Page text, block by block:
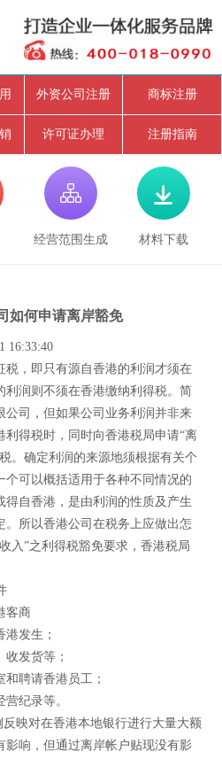
外资公司注册 商标注册
许可证办理 注册指南

经营范围生成

材料下载
如何申请离岸豁免
16:33:40
，即只有源自香港的利润才须在
利润则不须在香港缴纳利得税。简
公司，但如果公司业务利润并非来
利得税时，同时向香港税局申请“离
。确定利润的来源地须根据有关个
个可以概括适用于各种不同情况的
得自香港，是由利润的性质及产生
。所以香港公司在税务上应做出怎
入”之利得税豁免要求，香港税局
客商
发生；
发货等；
聘请香港员工；
纪录等。
对在香港本地银行进行大量大额
影响，但通过离岸帐户贴现没有影